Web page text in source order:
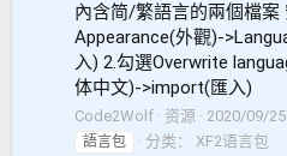
內含简/繁語言的兩個檔案
Appearance(外觀)-
入) 2.勾選Overwrite
体中文)->import(匯入)
Code2Wolf 资源 2020/09/25
語言包
分类： XF2语言包